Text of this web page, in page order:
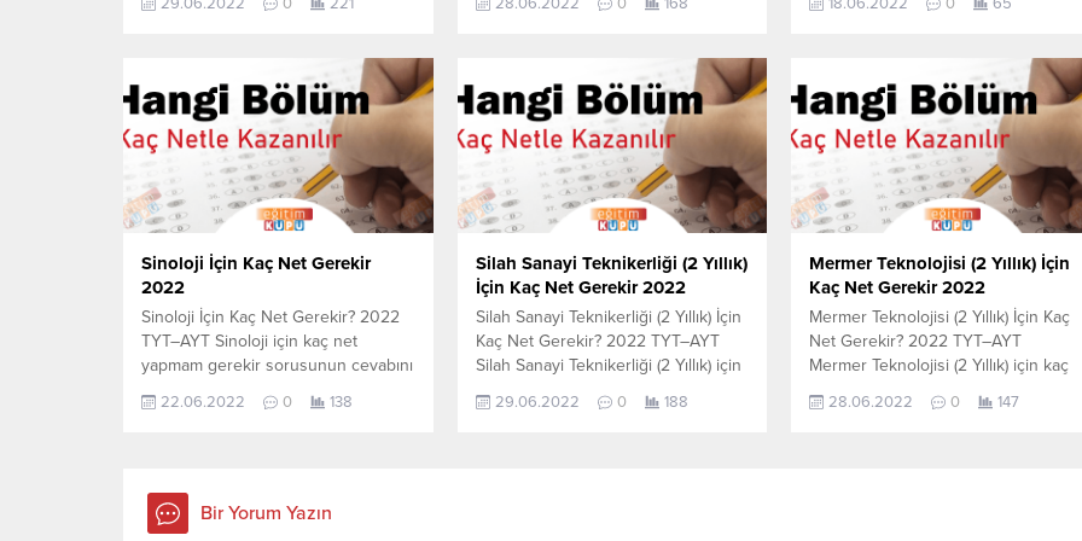
aşağıdan öğrenebilirsiniz. Bu veriler
yerleşen öğrencilerin yapmış olduğu
netlerdir. YÖKATLAS YKS-TYT Net
Sihirbazı, YKS-TYT Net Sihirbazı.
Sayfamızdaki verilerin tamamı
YÖK tarafından yayınlanmış olan en
son güncel...
29.06.2022 0 221
Konstrüksiyonu (2 Yıllık) için kaç net
aşağıdan öğrenebilirsiniz. Bu veriler
2021 TYT-AYT sınavında en son
yerleşen öğrencilerin yapmış olduğu
netlerdir. YÖKATLAS YKS-TYT Net
Sihirbazı, YKS-TYT Net Sihirbazı.
Sayfamızdaki verilerin tamamı
YÖK tarafından...
28.06.2022 0 168
cevabını aşağıdan öğrenebilirsiniz.
en son yerleşen öğrencilerin yapmış
olduğu netlerdir. YÖKATLAS YKS-
TYT Net Sihirbazı, YKS-TYT Net
Sihirbazı. Sayfamızdaki verilerin
tamamı YÖK tarafından yayınlanmış
olan en son güncel...
18.06.2022 0 65
Sinoloji İçin Kaç Net Gerekir
2022
Sinoloji İçin Kaç Net Gerekir? 2022
TYT–AYT Sinoloji için kaç net
yapmam gerekir sorusunun cevabını
2021 TYT-AYT sınavında en son
Sayfamızdaki verilerin tamamı
YÖK tarafından yayınlanmış olan en
22.06.2022 0 138
Silah Sanayi Teknikerliği (2 Yıllık)
İçin Kaç Net Gerekir 2022
Silah Sanayi Teknikerliği (2 Yıllık) İçin
Kaç Net Gerekir? 2022 TYT–AYT
Silah Sanayi Teknikerliği (2 Yıllık) için
cevabını aşağıdan öğrenebilirsiniz.
29.06.2022 0 188
Mermer Teknolojisi (2 Yıllık) İçin
Kaç Net Gerekir 2022
Mermer Teknolojisi (2 Yıllık) İçin Kaç
Net Gerekir? 2022 TYT–AYT
Mermer Teknolojisi (2 Yıllık) için kaç
cevabını aşağıdan öğrenebilirsiniz.
28.06.2022 0 147
Bir Yorum Yazın